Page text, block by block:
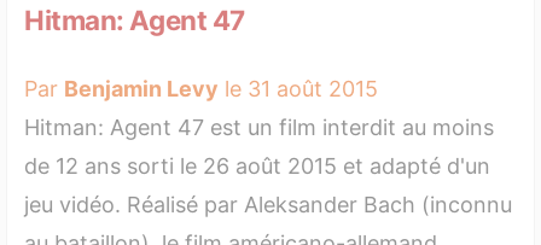
Hitman: Agent 47
Par Benjamin Levy le 31 août 2015
Hitman: Agent 47 est un film interdit au moins
de 12 ans sorti le 26 août 2015 et adapté d'un
jeu vidéo. Réalisé par Aleksander Bach (inconnu